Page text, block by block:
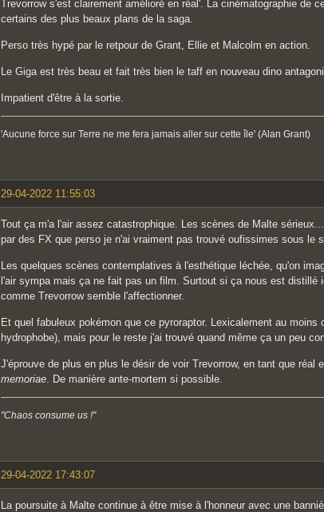
Trevorrow s'est clairement amélioré en réal'. La cinématographie de
certains des plus beaux plans de la saga.
Perso très hypé par le retpour de Grant, Ellie et Malcolm en action.
Le Giga est très beau et fait très bien le taff en nouveau dino
Impatient d'être à la sortie.
'Aucune force sur Terre ne me fera jamais aller sur cette île' (Alan Grant)
29-04-2022 11:55:03
Tout ça m'a l'air assez catastrophique. Les scènes de Malte
par des FX que perso je n'ai vraiment pas trouvé oufissimes sous le
Les quelques scènes contemplatives à l'esthétique léchée, qu'on
l'air sympa mais ça ne fait pas un film. Surtout si ça nous est distillé
comme Trevorrow semble l'affectionner.
Et quel fabuleux pokémon que ce pyroraptor. Lexicalement au moins
hydrophobe), mais pour le reste j'ai trouvé quand même ça un peu
J'éprouve de plus en plus le désir de voir Trevorrow, en tant que réal
memoriae . De manière ante-mortem si possible.
"Chaos consume us !"
29-04-2022 17:43:07
La poursuite à Malte continue à être mise à l'honneur avec une